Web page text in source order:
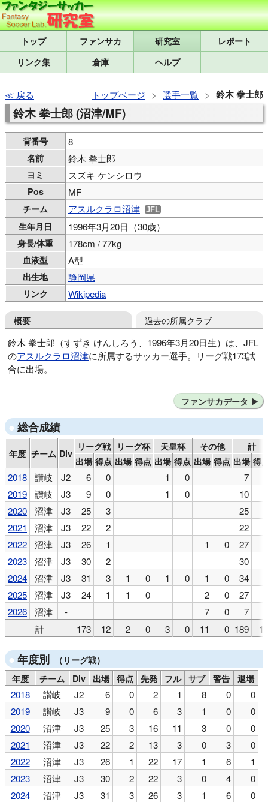
トップ 研究室
レポート
リンク集
倉庫 ヘルプ
戻る トップページ 選手一覧 鈴木 拳士郎
鈴木 拳士郎 (沼津/MF)
背番号 8
名前 鈴木 拳士郎
ヨミ スズキ ケンシロウ
Pos MF
チーム アスルクラロ沼津
生年月日 1996年3月20日（30歳）
身長/体重 178cm / 77kg
血液型 A型
出生地 静岡県
リンク Wikipedia
概要
鈴木 拳士郎（すずき けんしろう、1996年3月20日生）は、JFL
のアスルクラロ沼津に所属するサッカー選手。リーグ戦173試
合に出場。
過去の所属クラブ
関西大
カマタマーレ讃岐
ファンサカデータ
総合成績
年度 チーム Div
リーグ戦 リーグ杯 天皇杯 その他
計
出場 得点 出場 得点 出場 得点 出場 得点 出場 得
2018 讃岐 J2 6 0 1 0 7
2019
讃岐 J3 9 0 1 0 10
2020
沼津 J3 25 3 25
2021
沼津 J3 22 2 22
2022
沼津 J3 26 1 1 0 27
2023
沼津 J3 30 2 30
2024
沼津 J3 31 3 1 0 1 0 1 0 34
2025
沼津 J3 24 1 1 0 2 0 27
2026
沼津 - 7 0 7
計
173 12 2 0 3 0 11 0 189 12
年度別
（リーグ戦）
年度
チーム Div 出場 得点 先発 フル サブ 警告 退場
2018 讃岐 J2 6 0 2 1 8 0
0
2019
讃岐 J3 9 0 6 3 1 0
0
2020
沼津 J3 25 3 16 11 3 0
0
2021
沼津 J3 22 2 13 3 0 3
0
2022
沼津 J3 26 1 22 17 1 6
1
2023
沼津 J3 30 2 22 3 0 4
0
2024
沼津 J3 31 3 26 3 1 6
0